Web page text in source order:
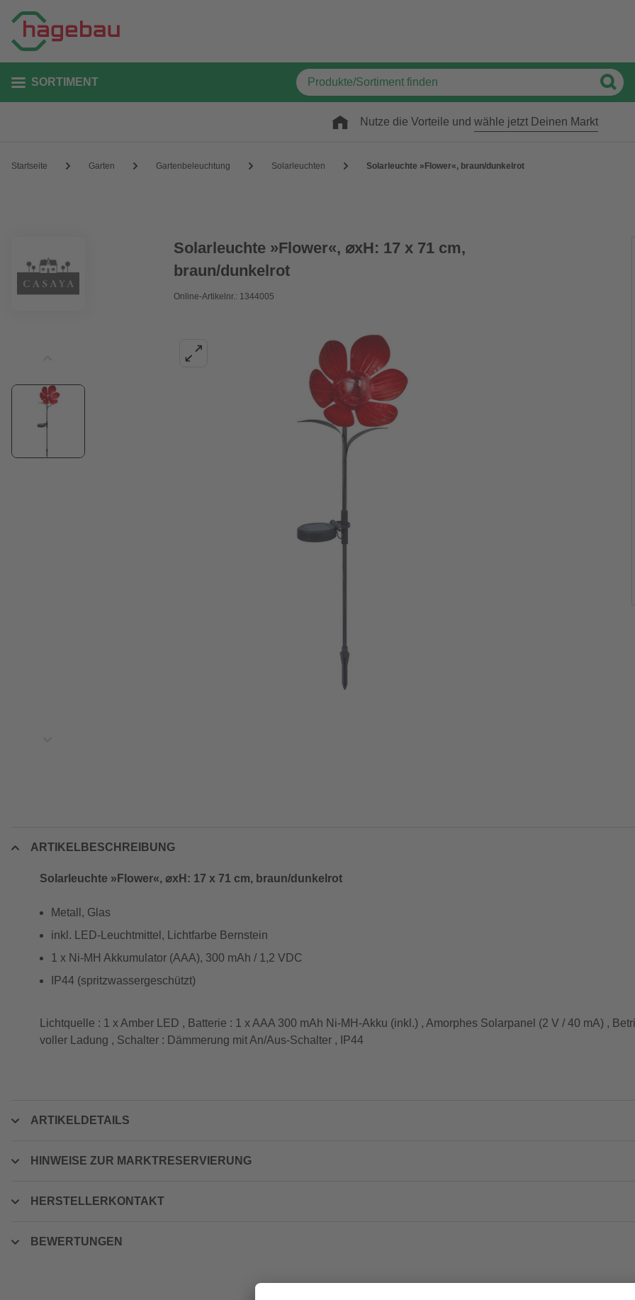
SORTIMENT
Nutze die Vorteile und wähle jetzt Deinen Markt
Startseite Garten Gartenbeleuchtung Solarleuchten Solarleuchte »Flower«, braun/dunkelrot
Solarleuchte »Flower«, ⌀xH: 17 x 71 cm,
braun/dunkelrot
Online-Artikelnr.: 1344005
ARTIKELBESCHREIBUNG
Solarleuchte »Flower«, ⌀xH: 17 x 71 cm, braun/dunkelrot
Metall, Glas
inkl. LED-Leuchtmittel, Lichtfarbe Bernstein
1 x Ni-MH Akkumulator (AAA), 300 mAh / 1,2 VDC
IP44 (spritzwassergeschützt)
Lichtquelle : 1 x Amber LED , Batterie : 1 x AAA 300 mAh Ni-MH-Akku (inkl.) , Amorphes Solarpanel (2 V / 40 mA) ,
voller Ladung , Schalter : Dämmerung mit An/Aus-Schalter , IP44
ARTIKELDETAILS
HINWEISE ZUR MARKTRESERVIERUNG
HERSTELLERKONTAKT
BEWERTUNGEN